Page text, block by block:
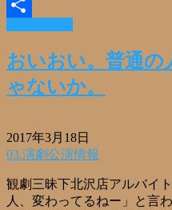
Email
共
有
おいおい。普通の
ゃないか。
2017年3月18日
03.演劇公演情報
観劇三昧下北沢店アルバイ
人、変わってるねー」と言